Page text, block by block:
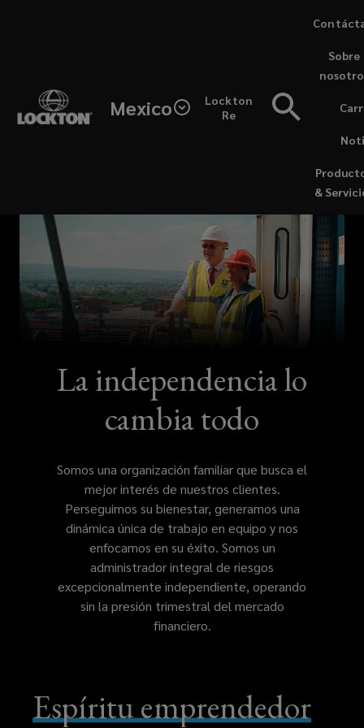
Mexico
Lockton
Re
&
Sobre
Lockton
correduría
seguros
familiar
mundo,
La independencia lo
cambia todo
Somos una organización familiar que busca el
mejor interés de nuestros clientes.
Perseguimos su bienestar, generamos una
dinámica única de trabajo en equipo y nos
enfocamos en su éxito. Somos un
administrador integral de riesgos
excepcionalmente independiente, operando
sin la presión trimestral del mercado
financiero.
Espíritu emprendedor